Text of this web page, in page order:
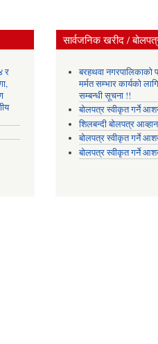
र
सार्वजनिक खरीद /
बरहथवा नगरपालिकाको
मर्मत सम्भार कार्यको
सम्बन्धी सूचना !!
बोलपत्र स्वीकृत गर्ने
शिलबन्दी बोलपत्र
बोलपत्र स्वीकृत गर्ने
बोलपत्र स्वीकृत गर्ने